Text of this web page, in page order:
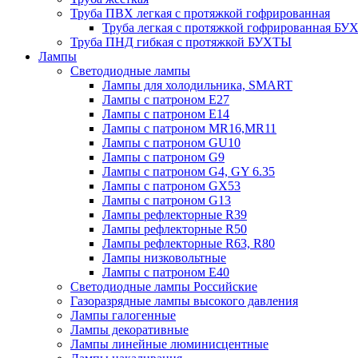
Труба ПВХ легкая с протяжкой гофрированная
Труба легкая с протяжкой гофрированная
Труба ПНД гибкая с протяжкой БУХТЫ
Лампы
Светодиодные лампы
Лампы для холодильника, SMART
Лампы с патроном E27
Лампы с патроном Е14
Лампы с патроном MR16,MR11
Лампы с патроном GU10
Лампы с патроном G9
Лампы с патроном G4, GY 6.35
Лампы с патроном GX53
Лампы с патроном G13
Лампы рефлекторные R39
Лампы рефлекторные R50
Лампы рефлекторные R63, R80
Лампы низковольтные
Лампы с патроном Е40
Светодиодные лампы Российские
Газоразрядные лампы высокого давления
Лампы галогенные
Лампы декоративные
Лампы линейные люминисцентные